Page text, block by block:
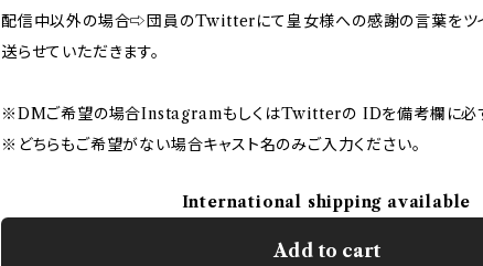
配信中以外の場合⇨団員のTwitterにて皇女様への感謝の言葉をツイ
送らせていただきます。
※DMご希望の場合InstagramもしくはTwitterの IDを備考欄に必ず
※どちらもご希望がない場合キャスト名のみご入力ください。
International shipping available
Add to cart